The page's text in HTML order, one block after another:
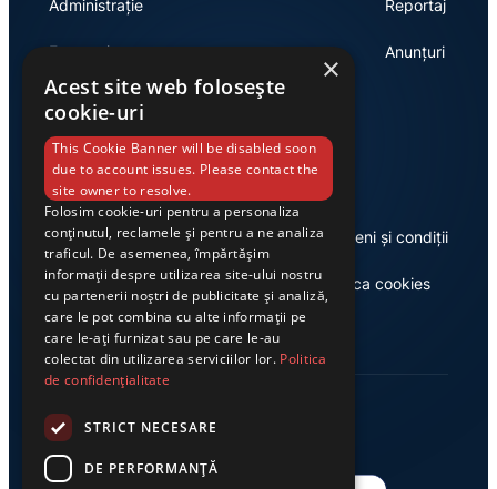
Administrație
Economie
Reportaj
Anunțuri
Link-uri utile
Despre noi
Casa de editură Exclusiv
Termeni și condiții
Politica cookies
×
Acest site web folosește
cookie-uri
This Cookie Banner will be disabled soon
due to account issues. Please contact the
site owner to resolve.
Folosim cookie-uri pentru a personaliza
conținutul, reclamele și pentru a ne analiza
traficul. De asemenea, împărtășim
informații despre utilizarea site-ului nostru
cu partenerii noștri de publicitate și analiză,
care le pot combina cu alte informații pe
care le-ați furnizat sau pe care le-au
colectat din utilizarea serviciilor lor. Politica
de confidențialitate
STRICT NECESARE
DE PERFORMANȚĂ